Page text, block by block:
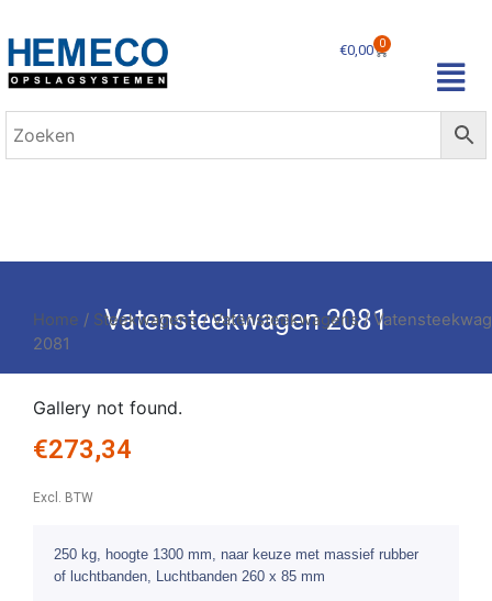
€0,00 0
Vatensteekwagen 2081
Home / Steekwagens/Vatensteekwagens/
2081
Gallery not found.
€273,34
Excl. BTW
250 kg, hoogte 1300 mm, naar keuze met massief rubber
of luchtbanden, Luchtbanden 260 x 85 mm